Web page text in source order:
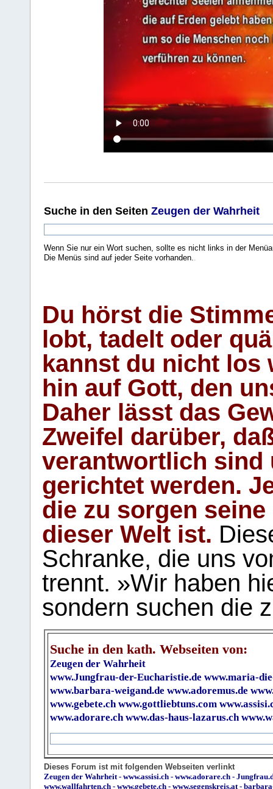
Suche in den Seiten Zeugen der Wahrheit
Wenn Sie nur ein Wort suchen, sollte es nicht links in der
Die Menüs sind auf jeder Seite vorhanden.
Du hörst die
lobt, tadelt oder
kannst du nicht los
hin auf Gott, den
Daher lässt das
Zweifel darüber,
verantwortlich sind
gerichtet werden.
die zu sorgen
dieser Welt ist.
Schranke, die uns
trennt. »Wir haben
sondern suchen die
Suche in den kath. Webseiten von:
Zeugen der Wahrheit
www.Jungfrau-der-Eucharistie.de www.maria-
www.barbara-weigand.de www.adoremus.de
www.gebete.ch www.gottliebtuns.com
www.adorare.ch www.das-haus-lazarus.ch
Dieses Forum ist mit folgenden Webseiten verlinkt
Zeugen der Wahrheit - www.assisi.ch - www.adorare.ch -
www.wallfahrten.ch - www.gebete.ch - www.segenskreis.at -